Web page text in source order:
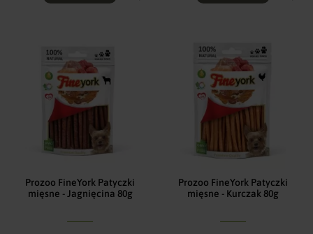
Prozoo FineYork Patyczki
mięsne - Jagnięcina 80g
Prozoo FineYork Patyczki
mięsne - Kurczak 80g